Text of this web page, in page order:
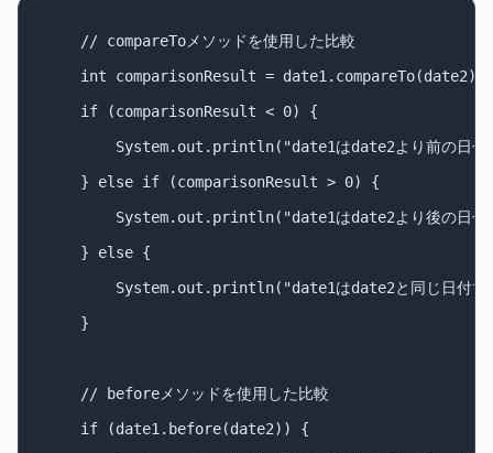
    // compareToメソッドを使用した比較
    int comparisonResult = date1.compareTo(date2);
    if (comparisonResult < 0) {
System.out.println("date1はdate2より前の日付
    } else if (comparisonResult > 0) {
System.out.println("date1はdate2より後の日付
    } else {
System.out.println("date1はdate2と同じ日付で
    }
    // beforeメソッドを使用した比較
    if (date1.before(date2)) {